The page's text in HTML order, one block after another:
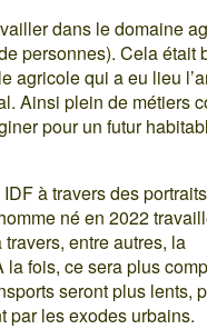
dans le domaine
personnes). Cela était
agricole qui a eu lieu
Ainsi plein de métiers
pour un futur
à travers des portraits
né en 2022
entre autres, la
fois, ce sera plus
seront plus lents,
par les exodes urbains.